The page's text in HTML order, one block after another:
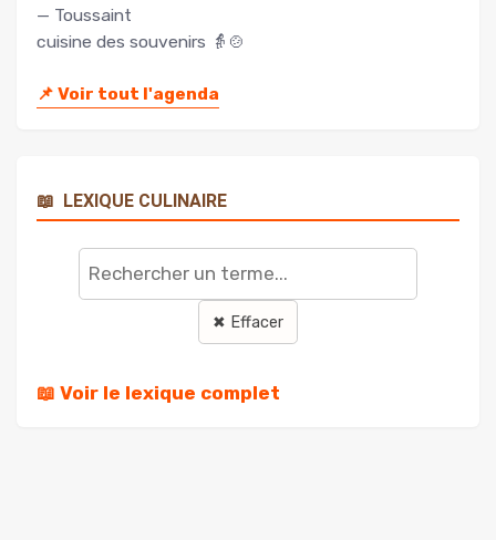
— Toussaint
cuisine des souvenirs 👵🍲
📌 Voir tout l'agenda
📖 LEXIQUE CULINAIRE
Rechercher
terme
✖ Effacer
📖 Voir le lexique complet